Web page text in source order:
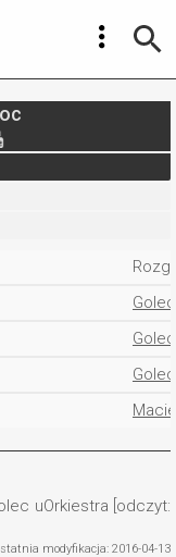
uOrkiestra [odczyt:
modyfikacja: 2016-04-13